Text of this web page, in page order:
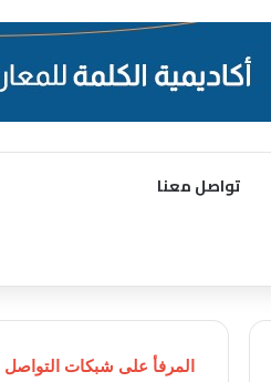
تواصل معنا
المرفأ على شبكات التواصل